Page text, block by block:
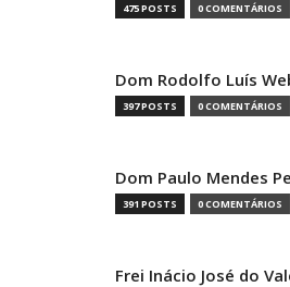
475 POSTS 0 COMENTÁRIOS
Dom Rodolfo Luís
397 POSTS 0 COMENTÁRIOS
Dom Paulo Mendes
391 POSTS 0 COMENTÁRIOS
Frei Inácio José do